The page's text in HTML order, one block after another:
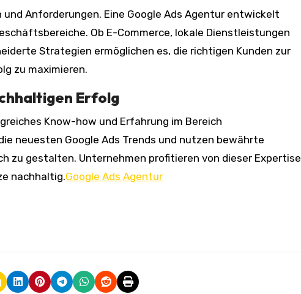
Anforderungen. Eine Google Ads Agentur entwickelt
Ob E-Commerce, lokale Dienstleistungen
Strategien ermöglichen es, die richtigen Kunden zur
zu maximieren.
Erfolg
Know-how und Erfahrung im Bereich
neuesten Google Ads Trends und nutzen bewährte
zu gestalten. Unternehmen profitieren von dieser Expertise
nachhaltig.Google Ads Agentur